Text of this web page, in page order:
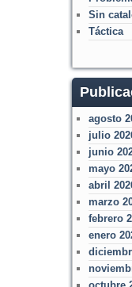
Sin
Táctica
agosto
julio
junio
mayo
abril
marzo
febrero
enero